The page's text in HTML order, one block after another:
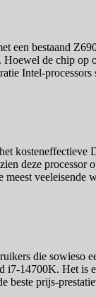
een bestaand
de chip op
Intel-processors
kosteneffectieve
deze processor
veeleisende
die sowieso
14700K. Het is
beste prijs-